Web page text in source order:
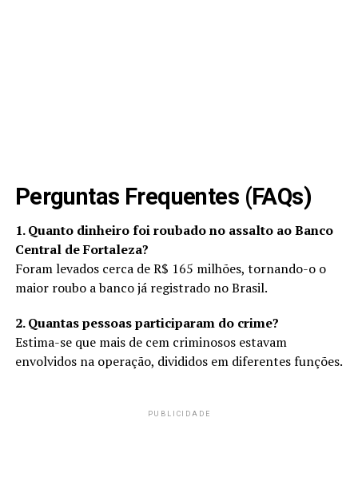
Perguntas Frequentes (FAQs)
1. Quanto dinheiro foi roubado no assalto ao Banco
Central de Fortaleza?
Foram levados cerca de R$ 165 milhões, tornando-o o
maior roubo a banco já registrado no Brasil.
2. Quantas pessoas participaram do crime?
Estima-se que mais de cem criminosos estavam
envolvidos na operação, divididos em diferentes funções.
PUBLICIDADE